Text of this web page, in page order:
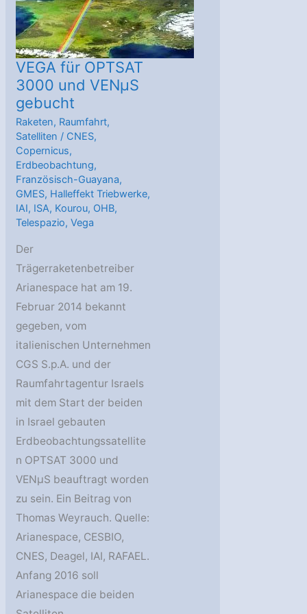
VEGA für OPTSAT
3000 und VENµS
gebucht
Raketen, Raumfahrt,
Satelliten / CNES,
Copernicus,
Erdbeobachtung,
Französisch-Guayana,
GMES, Halleffekt Triebwerke,
IAI, ISA, Kourou, OHB,
Telespazio,Vega
Der
Trägerraketenbetreiber
Arianespace hat am 19.
Februar 2014 bekannt
gegeben, vom
italienischen Unternehmen
CGS S.p.A. und der
Raumfahrtagentur Israels
mit dem Start der beiden
in Israel gebauten
Erdbeobachtungssatellite
n OPTSAT 3000 und
VENµS beauftragt worden
zu sein. Ein Beitrag von
Thomas Weyrauch. Quelle:
Arianespace, CESBIO,
CNES, Deagel, IAI, RAFAEL.
Anfang 2016 soll
Arianespace die beiden